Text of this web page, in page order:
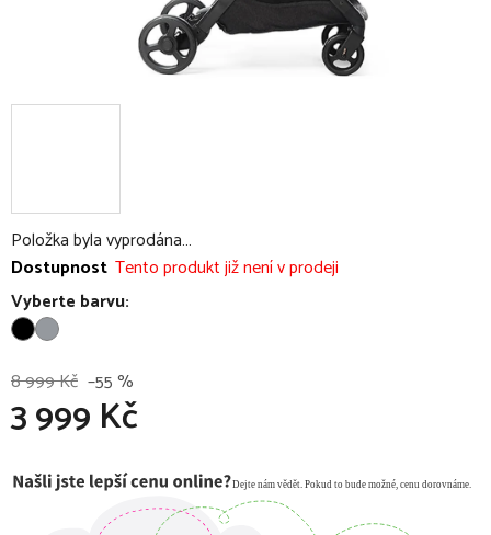
Položka byla vyprodána…
Dostupnost Tento produkt již není v prodeji
Vyberte barvu:
8 999 Kč –55 %
3 999 Kč